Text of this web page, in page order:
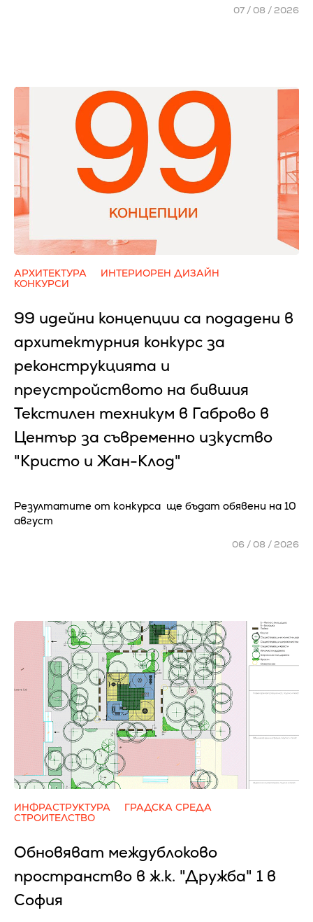
07 / 08 / 2026
АРХИТЕКТУРА
ИНТЕРИОРЕН ДИЗАЙН
КОНКУРСИ
99 идейни концепции са подадени в
архитектурния конкурс за
реконструкцията и
преустройството на бившия
Текстилен техникум в Габрово в
Център за съвременно изкуство
"Кристо и Жан-Клод"
Резултатите от конкурса ще бъдат обявени на 10
август
06 / 08 / 2026
ИНФРАСТРУКТУРА
ГРАДСКА СРЕДА
СТРОИТЕЛСТВО
Обновяват междублоково
пространство в ж.к. "Дружба" 1 в
София